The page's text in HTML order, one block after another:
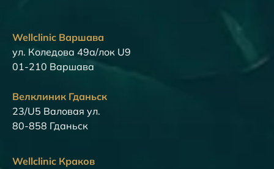
Wellclinic Варшава
ул. Коледова 49а/лок U9
01-210 Варшава
Велклиник Гданьск
23/U5 Валовая ул.
80-858 Гданьск
Wellclinic Краков